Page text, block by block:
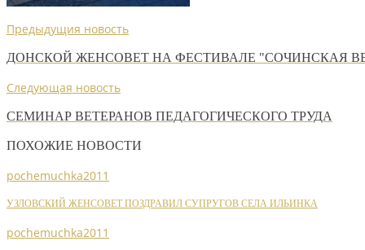
Предыдущия новость
ДОНСКОЙ ЖЕНСОВЕТ НА ФЕСТИВАЛЕ "СОЧИНСКАЯ
Следующая новость
СЕМИНАР ВЕТЕРАНОВ ПЕДАГОГИЧЕСКОГО ТРУДА
ПОХОЖИЕ НОВОСТИ
pochemuchka2011
УЗЛОВСКИЙ ЖЕНСОВЕТ ПОЗДРАВИЛ СУПРУГОВ СЕЛА ИЛЬИНКА
pochemuchka2011